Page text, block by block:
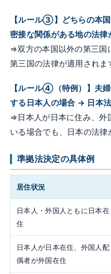
【ルール③】どちらの本
密接な関係がある地の法律
⇒双方の本国以外の第三国
第三国の法律が適用されま
【ルール④（特例）】夫
する日本人の場合 → 日本
⇒日本人が日本に住み、外
いる場合でも、日本の法律
準拠法決定の具体例
居住状況
日本人・外国人ともに日本在
住
日本人が日本在住、外国人配
偶者が外国在住